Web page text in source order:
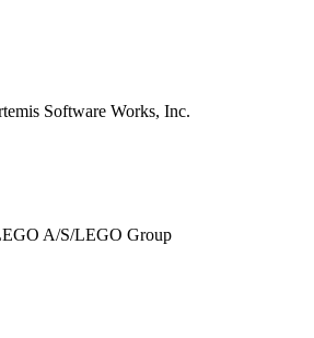
Software Works, Inc.
A/S/LEGO Group